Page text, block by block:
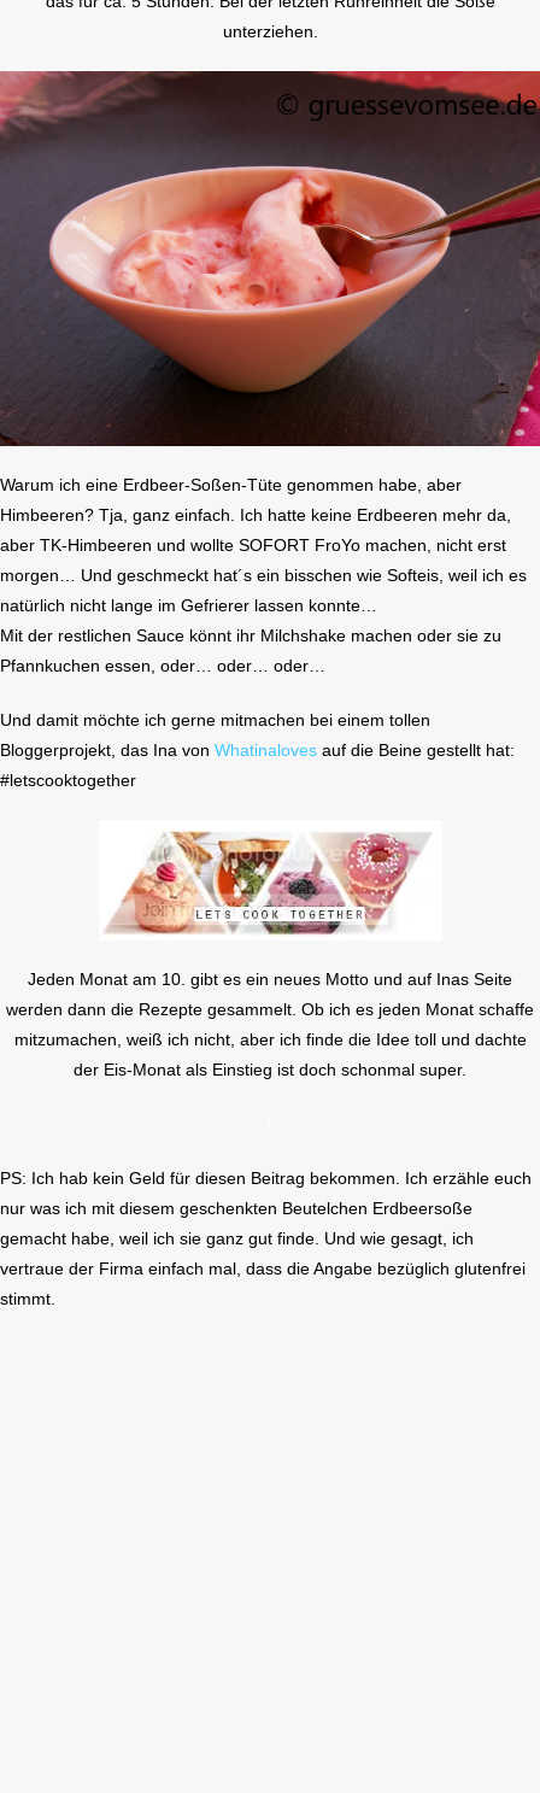
unterziehen.
Warum ich eine Erdbeer-Soßen-Tüte genommen habe, aber
Himbeeren? Tja, ganz einfach. Ich hatte keine Erdbeeren mehr da,
aber TK-Himbeeren und wollte SOFORT FroYo machen, nicht erst
morgen… Und geschmeckt hat´s ein bisschen wie Softeis, weil ich es
natürlich nicht lange im Gefrierer lassen konnte…
Mit der restlichen Sauce könnt ihr Milchshake machen oder sie zu
Pfannkuchen essen, oder… oder… oder…
Und damit möchte ich gerne mitmachen bei einem tollen
Bloggerprojekt, das Ina von Whatinalovesauf die Beine gestellt hat:
#letscooktogether
Jeden Monat am 10. gibt es ein neues Motto und auf Inas Seite
werden dann die Rezepte gesammelt. Ob ich es jeden Monat schaffe
mitzumachen, weiß ich nicht, aber ich finde die Idee toll und dachte
der Eis-Monat als Einstieg ist doch schonmal super.
PS: Ich hab kein Geld für diesen Beitrag bekommen. Ich erzähle euch
nur was ich mit diesem geschenkten Beutelchen Erdbeersoße
gemacht habe, weil ich sie ganz gut finde. Und wie gesagt, ich
vertraue der Firma einfach mal, dass die Angabe bezüglich glutenfrei
stimmt.